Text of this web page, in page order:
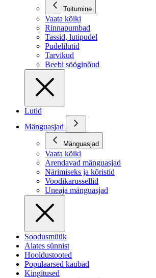
Toitumine
Vaata kõiki
Rinnapumbad
Tassid, lutipudel
Pudelilutid
Tarvikud
Beebi sööginõud
Lutid
Mänguasjad
Mänguasjad
Vaata kõiki
Arendavad mänguasjad
Närimiseks ja kõristid
Voodikarussellid
Uneaja mänguasjad
Soodusmüük
Alates sünnist
Hooldustooted
Populaarsed kaubad
Kingitused